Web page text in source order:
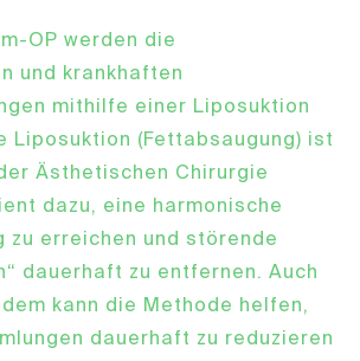
OP werden die
und krankhaften
mithilfe einer Liposuktion
Liposuktion (Fettabsaugung) ist
Ästhetischen Chirurgie
dazu, eine harmonische
zu erreichen und störende
dauerhaft zu entfernen. Auch
kann die Methode helfen,
dauerhaft zu reduzieren